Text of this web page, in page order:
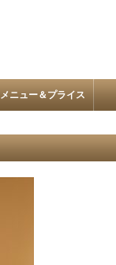
メニュー＆プライス